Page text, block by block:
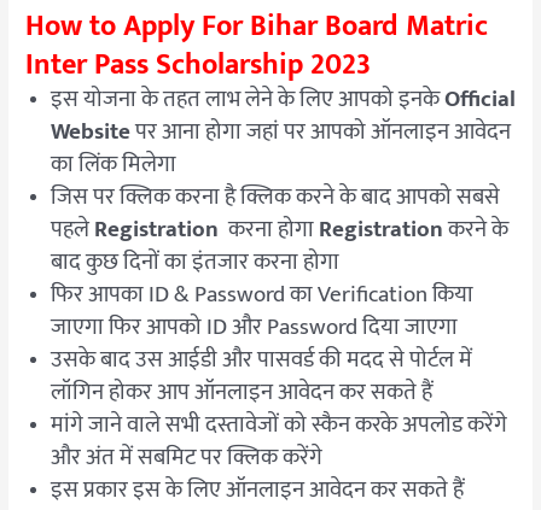
How to Apply For Bihar Board Matric
Inter Pass Scholarship 2023
इस योजना के तहत लाभ लेने के लिए आपको इनकेOfficial
Websiteपर आना होगा जहां पर आपको ऑनलाइन आवेदन
का लिंक मिलेगा
जिस पर क्लिक करना है क्लिक करने के बाद आपको सबसे
पहलेRegistration करना होगाRegistrationकरने के
बाद कुछ दिनों का इंतजार करना होगा
फिर आपका ID & Password का Verification किया
जाएगा फिर आपको ID और Password दिया जाएगा
उसके बाद उस आईडी और पासवर्ड की मदद से पोर्टल में
लॉगिन होकर आप ऑनलाइन आवेदन कर सकते हैं
मांगे जाने वाले सभी दस्तावेजों को स्कैन करके अपलोड करेंगे
और अंत में सबमिट पर क्लिक करेंगे
इस प्रकार इस के लिए ऑनलाइन आवेदन कर सकते हैं